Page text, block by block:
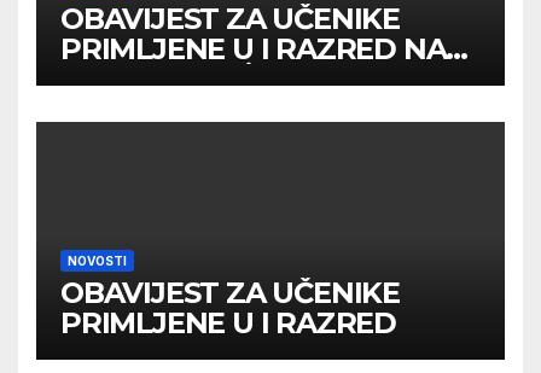
OBAVIJEST ZA UČENIKE
PRIMLJENE U I RAZRED NA
DRUGOM UPİSNOM ROKU
NOVOSTI
OBAVIJEST ZA UČENIKE
PRIMLJENE U I RAZRED